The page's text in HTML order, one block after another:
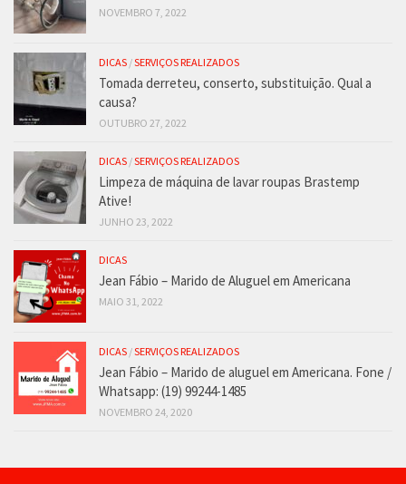
NOVEMBRO 7, 2022
DICAS /SERVIÇOS REALIZADOS
Tomada derreteu, conserto, substituição. Qual a
causa?
OUTUBRO 27, 2022
DICAS /SERVIÇOS REALIZADOS
Limpeza de máquina de lavar roupas Brastemp
Ative!
JUNHO 23, 2022
DICAS
Jean Fábio – Marido de Aluguel em Americana
MAIO 31, 2022
DICAS /SERVIÇOS REALIZADOS
Jean Fábio – Marido de aluguel em Americana. Fone /
Whatsapp: (19) 99244-1485
NOVEMBRO 24, 2020